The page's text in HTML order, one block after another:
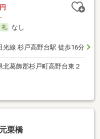
なし
光線 杉戸高野台駅 徒歩16分
北葛飾郡杉戸町高野台東２
栗橋